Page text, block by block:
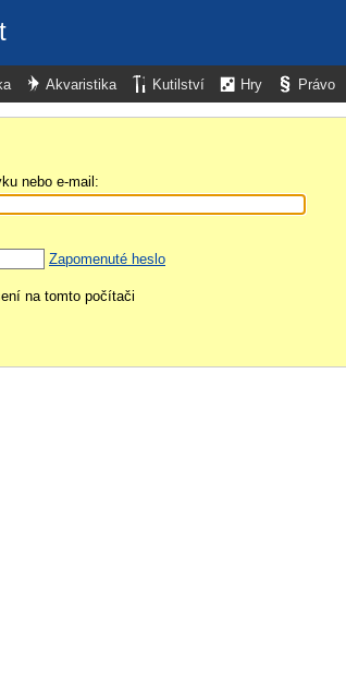
Akvaristika Kutilství Hry Právo
nebo e-mail:
Zapomenuté heslo
na tomto počítači